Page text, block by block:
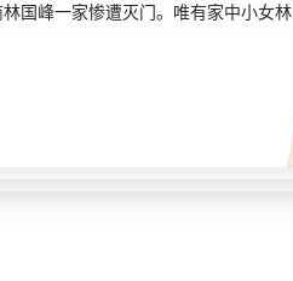
峰一家惨遭灭门。唯有家中小女林